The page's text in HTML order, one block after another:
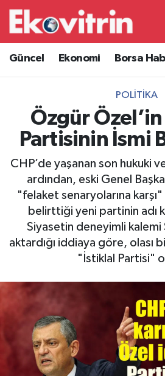
Güncel Ekonomi Borsa
POLITIKA
Özgür Özel’in
Partisinin İsmi
CHP’de yaşanan son hukuki
ardından, eski Genel
"felaket senaryolarına
belirttiği yeni partinin adı
Siyasetin deneyimli kalemi
aktardığı iddiaya göre, olası
"İstiklal Partisi"
Güncel
Ekonomi
Borsa Haberleri
İş Dünyası
Lojistik
Otovitrin
Asayiş
Gayrimenkul
Spor
Eğitim
Hava Durumu
Trafik Durumu
Süper Lig Puan Durumu ve
Tüm Manşetler
Son Dakika Haberleri
Haber Arşivi